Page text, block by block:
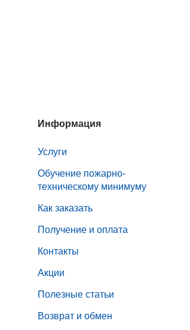
Информация
Услуги
Обучение пожарно-
техническому минимуму
Как заказать
Получение и оплата
Контакты
Акции
Полезные статьи
Возврат и обмен